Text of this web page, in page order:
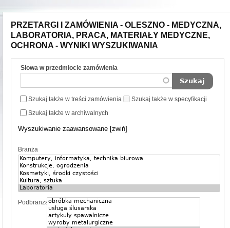
PRZETARGI I ZAMÓWIENIA - OLESZNO - MEDYCZNA,
LABORATORIA, PRACA, MATERIAŁY MEDYCZNE,
OCHRONA - WYNIKI WYSZUKIWANIA
Słowa w przedmiocie zamówienia
Szukaj także w treści zamówienia
Szukaj także w specyfikacji
Szukaj także w archiwalnych
Wyszukiwanie zaawansowane [zwiń]
Branża
Podbranża